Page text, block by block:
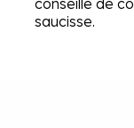
saucisse.